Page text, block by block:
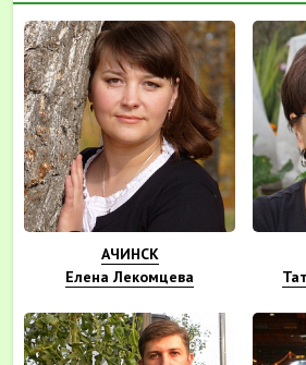
АЧИНСК
Елена Лекомцева